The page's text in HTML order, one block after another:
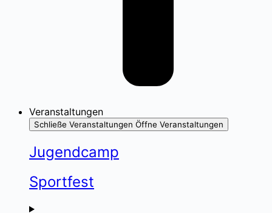
Veranstaltungen
Schließe Veranstaltungen Öffne Veranstaltungen
Jugendcamp
Sportfest